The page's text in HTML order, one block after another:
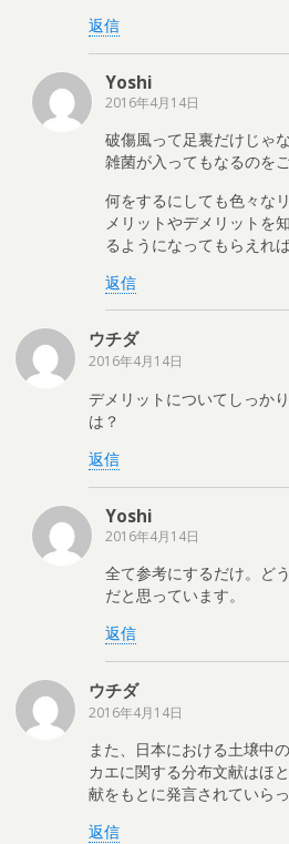
返信
Yoshi
2016年4月14日
破傷風って足裏だけじゃ
雑菌が入ってもなるのを
何をするにしても色々な
メリットやデメリットを
るようになってもらえれ
返信
ウチダ
2016年4月14日
デメリットについてしっか
は？
返信
Yoshi
2016年4月14日
全て参考にするだけ。ど
だと思っています。
返信
ウチダ
2016年4月14日
また、日本における土壌中
カエに関する分布文献はほ
献をもとに発言されていら
返信